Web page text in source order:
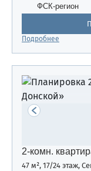
ФСК-регион
Подробнее
2-комн.
47 м², 17/24 этаж,